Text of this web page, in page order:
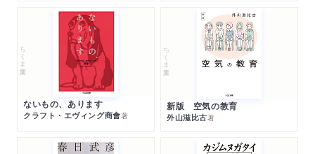
ちくま文庫
ないもの、あります
クラフト・エヴィング商會著
ちくま文庫
新版 空気の教育
外山滋比古著